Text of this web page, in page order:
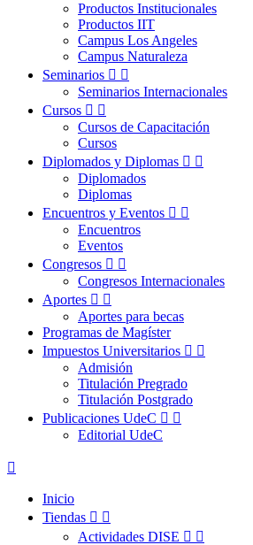
Productos Institucionales
Productos IIT
Campus Los Angeles
Campus Naturaleza
Seminarios  
Seminarios Internacionales
Cursos  
Cursos de Capacitación
Cursos
Diplomados y Diplomas  
Diplomados
Diplomas
Encuentros y Eventos  
Encuentros
Eventos
Congresos  
Congresos Internacionales
Aportes  
Aportes para becas
Programas de Magíster
Impuestos Universitarios  
Admisión
Titulación Pregrado
Titulación Postgrado
Publicaciones UdeC  
Editorial UdeC

Inicio
Tiendas  
Actividades DISE  